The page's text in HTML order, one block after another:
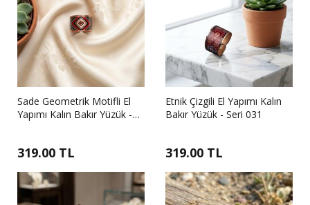
Sade Geometrik Motifli El
Yapımı Kalın Bakır Yüzük -
319.00 TL
Etnik Çizgili El Yapımı Kalın
Bakır Yüzük - Seri 031
319.00 TL